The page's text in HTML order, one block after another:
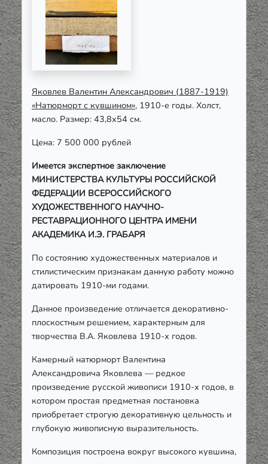
Яковлев Валентин Александрович (1887-1919)
«Натюрморт с кувшином», 1910-е годы. Холст,
масло. Размер: 43,8х54 см.
Цена: 7 500 000 рублей
Имеется экспертное заключение
МИНИСТЕРСТВА КУЛЬТУРЫ РОССИЙСКОЙ
ФЕДЕРАЦИИ ВСЕРОССИЙСКОГО
ХУДОЖЕСТВЕННОГО НАУЧНО-
РЕСТАВРАЦИОННОГО ЦЕНТРА ИМЕНИ
АКАДЕМИКА И.Э. ГРАБАРЯ
По состоянию художественных материалов и
стилистическим признакам данную работу можно
датировать 1910-ми годами.
Данное произведение отличается декоративно-
плоскостным решением, характерным для
творчества В.А. Яковлева 1910-х годов.
Камерный натюрморт Валентина
Александровича Яковлева — редкое
произведение русской живописи 1910-х годов, в
котором простая предметная постановка
приобретает строгую декоративную цельность и
глубокую живописную выразительность.
Композиция построена вокруг высокого кувшина,